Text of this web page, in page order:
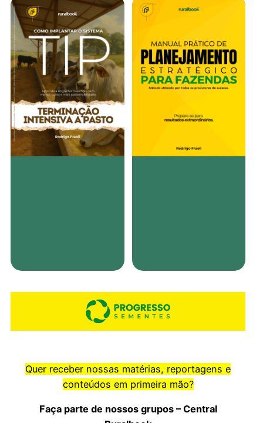
Quer receber nossas matérias, reportagens e
conteúdos em primeira mão?
Faça parte de nossos grupos – Central